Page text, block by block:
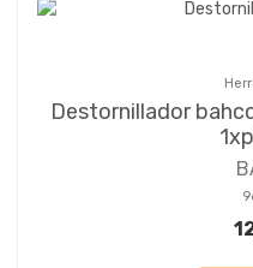
Destornillador